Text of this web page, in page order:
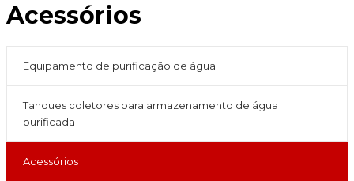
Acessórios
Equipamento de purificação de água
Tanques coletores para armazenamento de água
purificada
Acessórios